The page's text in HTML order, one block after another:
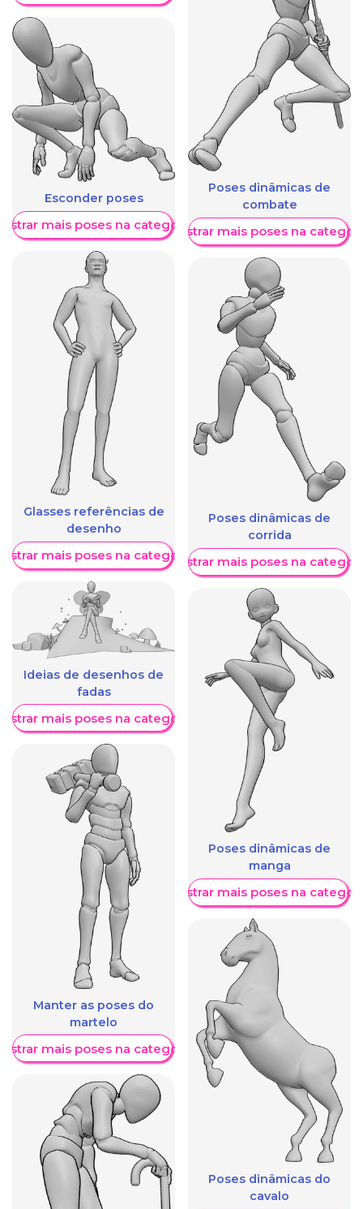
Esconder poses
mais poses na categoria
Glasses referências de
desenho
mais poses na categoria
Ideias de desenhos de
fadas
mais poses na categoria
Manter as poses do
martelo
mais poses na categoria
Poses dinâmicas de
combate
Mostrar mais poses na
Poses dinâmicas de
corrida
Mostrar mais poses na
Poses dinâmicas de
manga
Mostrar mais poses na
Poses dinâmicas do
cavalo